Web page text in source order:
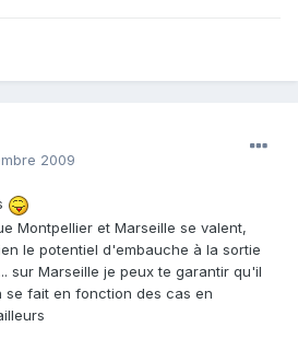
2009
Montpellier et Marseille se valent,
le potentiel d'embauche à la sortie
sur Marseille je peux te garantir qu'il
se fait en fonction des cas en